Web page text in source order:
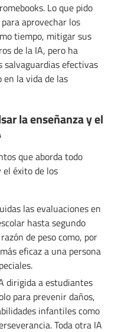
Lo que pido
aprovechar los
tiempo, mitigar sus
de la IA, pero ha
salvaguardias efectivas
la vida de las
la enseñanza y el
que aborda todo
éxito de los
las evaluaciones en
hasta segundo
de peso como, por
eficaz a una persona
dirigida a estudiantes
para prevenir daños,
infantiles como
Toda otra IA